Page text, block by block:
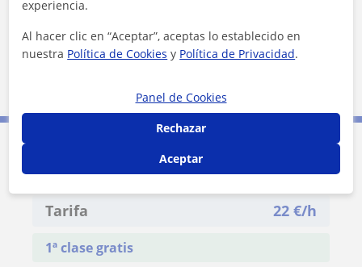
Zona de Carolina
Localidades a las que se desplaza para dar clase
Contacta con Carolina
Tarifa 22 €/h
1ª clase gratis
experiencia.
Al hacer clic en “Aceptar”, aceptas lo establecido en
nuestra Política de Cookies y Política de Privacidad.
Panel de Cookies
Rechazar
Aceptar